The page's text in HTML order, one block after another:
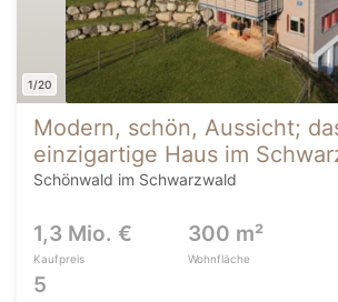
1/20
Modern, schön, Aussicht;
einzigartige Haus im
Schönwald im Schwarzwald
1,3 Mio. €
Kaufpreis
300 m²
Wohnfläche
5